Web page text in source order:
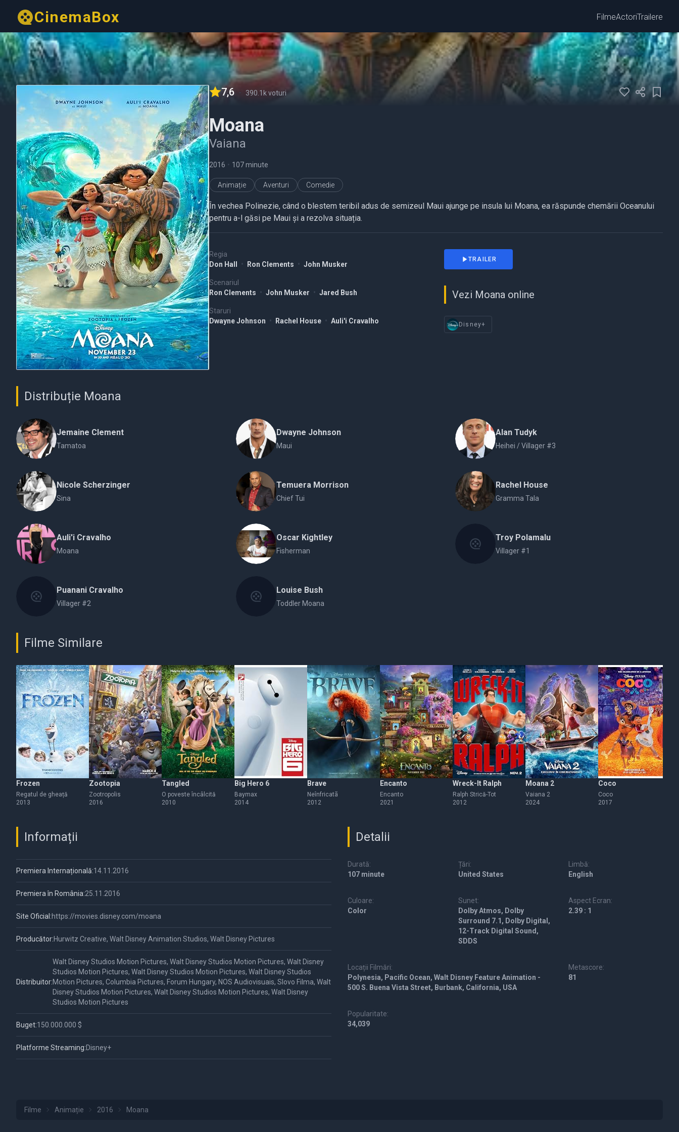
CinemaBox FilmeActoriTrailere
7,6 - 390.1k voturi
Moana
Vaiana
2016 • 107 minute
Animație Aventuri Comedie
În vechea Polinezie, când o blestem teribil adus de semizeul Maui ajunge pe insula lui Moana, ea răspunde chemării Oceanului
pentru a-l găsi pe Maui și a rezolva situația.
Regia
Don Hall
• Ron Clements • John Musker
Scenariul
Ron Clements • John Musker • Jared Bush
Staruri
Dwayne Johnson • Rachel House • Auli'i Cravalho
TRAILER
Vezi Moana online
Disney+
Distribuție Moana
Jemaine Clement
Tamatoa
Dwayne Johnson
Maui
Alan Tudyk
Heihei / Villager #3
Nicole Scherzinger
Sina
Temuera Morrison
Chief Tui
Rachel House
Gramma Tala
Auli'i Cravalho
Moana
Oscar Kightley
Fisherman
Troy Polamalu
Villager #1
Puanani Cravalho
Villager #2
Louise Bush
Toddler Moana
Filme Similare
Frozen
Regatul de gheață
2013
Zootopia
Zootropolis
2016
Tangled
O poveste încâlcită
2010
Big Hero 6
Baymax
2014
Brave
Neînfricatã
2012
Encanto
Encanto
2021
Wreck-It Ralph
Ralph Strică-Tot
2012
Moana 2
Vaiana 2
2024
Coco
Coco
2017
Informații
Premiera Internațională:14.11.2016
Premiera în România:25.11.2016
Site Oficial:https://movies.disney.com/moana
Producător:Hurwitz Creative, Walt Disney Animation Studios, Walt Disney Pictures
Distribuitor:
Walt Disney Studios Motion Pictures, Walt Disney Studios Motion Pictures, Walt Disney
Studios Motion Pictures, Walt Disney Studios Motion Pictures, Walt Disney Studios
Motion Pictures, Columbia Pictures, Forum Hungary, NOS Audiovisuais, Slovo Filma, Walt
Disney Studios Motion Pictures, Walt Disney Studios Motion Pictures, Walt Disney
Studios Motion Pictures
Buget:150.000.000 $
Platforme Streaming:Disney+
Detalii
Durată:
107 minute
Țări:
United States
Limbă:
English
Culoare:
Color
Sunet:
Dolby Atmos, Dolby
Surround 7.1, Dolby Digital,
12-Track Digital Sound,
SDDS
Aspect Ecran:
2.39 : 1
Locații Filmări:
Polynesia, Pacific Ocean, Walt Disney Feature Animation -
500 S. Buena Vista Street, Burbank, California, USA
Metascore:
81
Popularitate:
34,039
Filme Animație 2016 Moana